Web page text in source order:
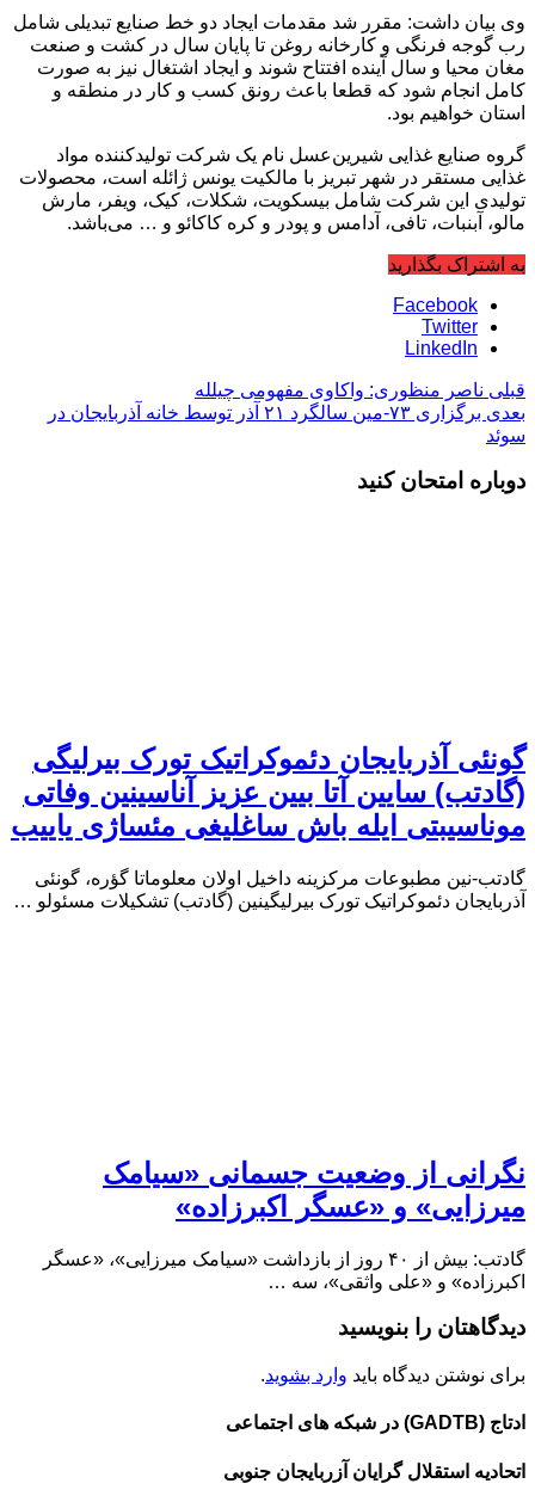
وی بیان داشت: مقرر شد مقدمات ایجاد دو خط صنایع تبدیلی شامل
رب گوجه فرنگی و کارخانه روغن تا پایان سال در کشت و صنعت
مغان محیا و سال آینده افتتاح شوند و ایجاد اشتغال نیز به صورت
کامل انجام شود که قطعا باعث رونق کسب و کار در منطقه و
استان خواهیم بود.
گروه صنایع غذایی شیرین‌عسل نام یک شرکت تولیدکننده مواد
غذایی مستقر در شهر تبریز با مالکیت یونس ژائله است، محصولات
تولیدی این شرکت شامل بیسکویت، شکلات، کیک، ویفر، مارش
مالو، آبنبات، تافی، آدامس و پودر و کره کاکائو و … می‌باشد.
به اشتراک بگذارید
Facebook
Twitter
LinkedIn
قبلی ناصر منظوری: واکاوی مفهومی چیلله
بعدی
برگزاری ۷۳-مین سالگرد ۲۱ آذر توسط خانه آذربایجان در
سوئد
دوباره امتحان کنید
گونئی آذربایجان دئموکراتیک تورک بیرلیگی
(گادتب) سایین آتا بیین عزیز آناسینین وفاتی
موناسیبتی ایله باش ساغلیغی مئساژی یاییب
گادتب-نین مطبوعات مرکزینه داخیل اولان معلوماتا گؤره، گونئی
آذربایجان دئموکراتیک تورک بیرلیگینین (گادتب) تشکیلات مسئولو …
نگرانی از وضعیت جسمانی «سیامک
میرزایی» و «عسگر اکبرزاده»
گادتب: بیش از ۴۰ روز از بازداشت «سیامک میرزایی»، «عسگر
اکبرزاده» و «علی واثقی»، سه …
دیدگاهتان را بنویسید
برای نوشتن دیدگاه باید وارد بشوید.
ادتاج (GADTB) در شبکه های اجتماعی
اتحادیه استقلال گرایان آزربایجان جنوبی